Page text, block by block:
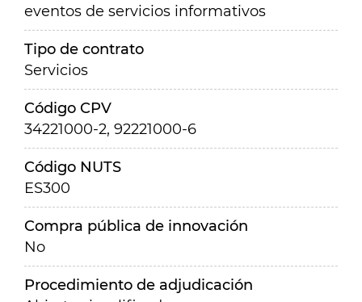
eventos de servicios informativos
Tipo de contrato
Servicios
Código CPV
34221000-2, 92221000-6
Código NUTS
ES300
Compra pública de innovación
No
Procedimiento de adjudicación